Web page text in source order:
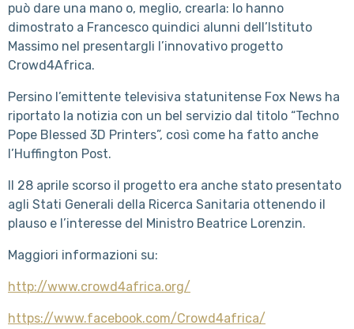
può dare una mano o, meglio, crearla: lo hanno
dimostrato a Francesco quindici alunni dell’Istituto
Massimo nel presentargli l’innovativo progetto
Crowd4Africa.
Persino l’emittente televisiva statunitense Fox News ha
riportato la notizia con un bel servizio dal titolo “Techno
Pope Blessed 3D Printers”, così come ha fatto anche
l’Huffington Post.
Il 28 aprile scorso il progetto era anche stato presentato
agli Stati Generali della Ricerca Sanitaria ottenendo il
plauso e l’interesse del Ministro Beatrice Lorenzin.
Maggiori informazioni su:
http://www.crowd4africa.org/
https://www.facebook.com/Crowd4africa/